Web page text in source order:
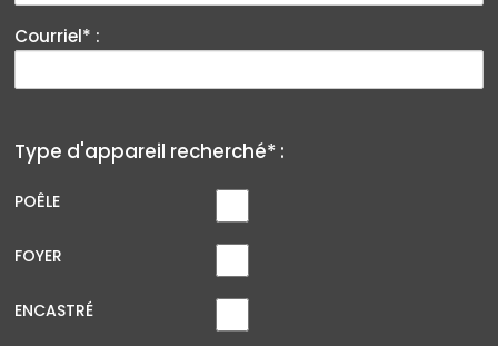
Courriel* :
Type d'appareil recherché* :
POÊLE
FOYER
ENCASTRÉ